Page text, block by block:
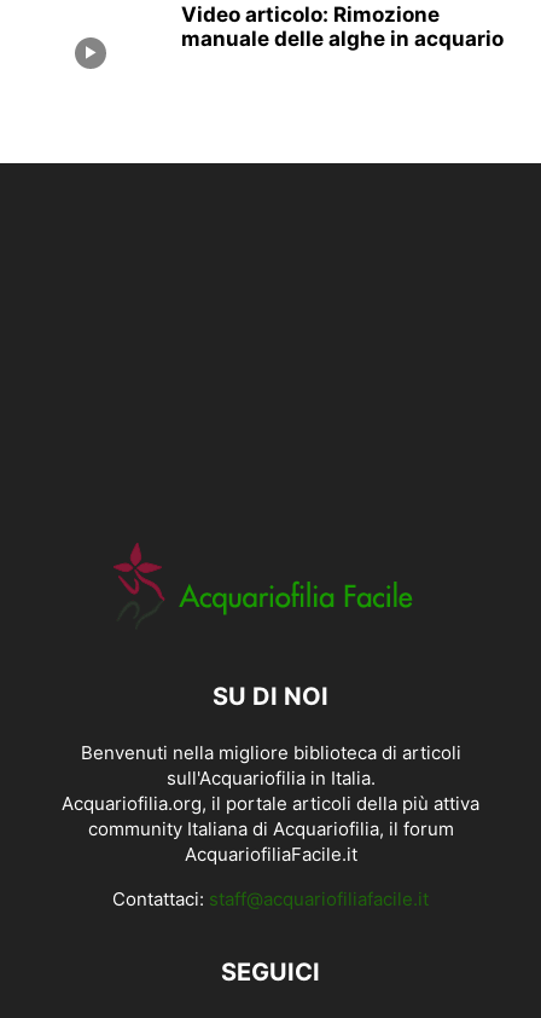
Video articolo: Rimozione
manuale delle alghe in acquario
SU DI NOI
Benvenuti nella migliore biblioteca di articoli
sull'Acquariofilia in Italia.
Acquariofilia.org, il portale articoli della più attiva
community Italiana di Acquariofilia, il forum
AcquariofiliaFacile.it
Contattaci: staff@acquariofiliafacile.it
SEGUICI